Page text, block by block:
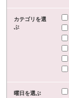
カテゴリを選
ぶ
曜日を選ぶ